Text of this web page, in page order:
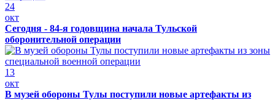
24
окт
Сегодня - 84-я годовщина начала Тульской
оборонительной операции
13
окт
В музей обороны Тулы поступили новые артефакты из